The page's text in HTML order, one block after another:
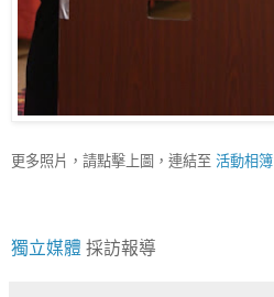
更多照片，請點擊上圖，連結至 活動相簿
獨立媒體 採訪報導